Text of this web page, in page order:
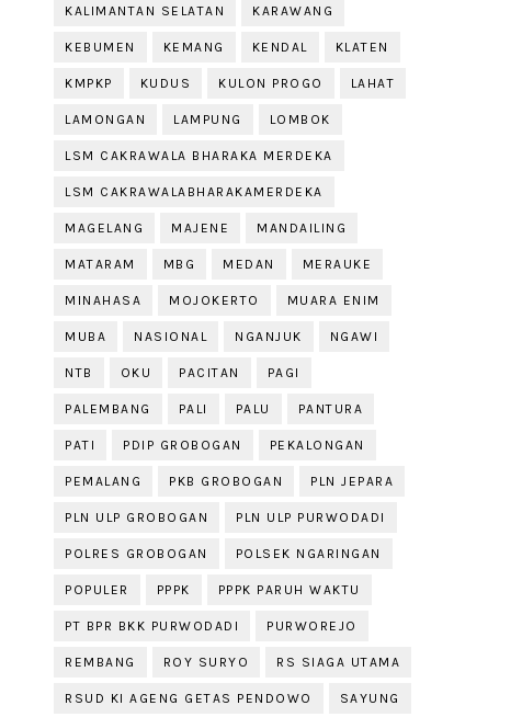
KALIMANTAN SELATAN KARAWANG
KEBUMEN KEMANG KENDAL KLATEN
KMPKP KUDUS KULON PROGO LAHAT
LAMONGAN LAMPUNG LOMBOK
LSM CAKRAWALA BHARAKA MERDEKA
LSM CAKRAWALABHARAKAMERDEKA
MAGELANG MAJENE MANDAILING
MATARAM MBG MEDAN MERAUKE
MINAHASA MOJOKERTO MUARA ENIM
MUBA NASIONAL NGANJUK NGAWI
NTB OKU PACITAN PAGI
PALEMBANG PALI PALU PANTURA
PATI PDIP GROBOGAN PEKALONGAN
PEMALANG PKB GROBOGAN PLN JEPARA
PLN ULP GROBOGAN PLN ULP PURWODADI
POLRES GROBOGAN POLSEK NGARINGAN
POPULER PPPK PPPK PARUH WAKTU
PT BPR BKK PURWODADI PURWOREJO
REMBANG ROY SURYO RS SIAGA UTAMA
RSUD KI AGENG GETAS PENDOWO SAYUNG